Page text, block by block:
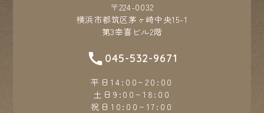
〒224-0032
横浜市都筑区茅ヶ崎中央15-1
第3幸喜ビル2階
045-532-9671
平日14:00~20:00
土日9:00~18:00
祝日10:00~17:00